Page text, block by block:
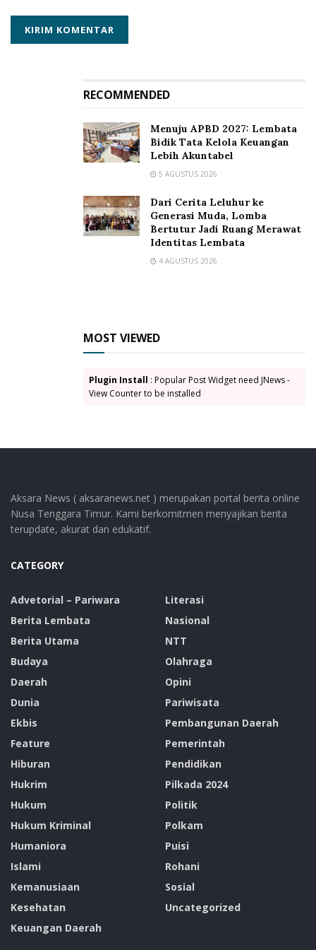
Kecamatan terus membangun koordinasi dan
komunikasi yang baik dengan jajaran Ad hoc KPU
dalam menghadapi problem Pemilu dapat diatasi dan
Penulis : Indah Purnama Dewi
Editor : Redaksi
Bawaslu Lembata
Bawaslu Provinsi NTT
Indah Purnama Dewi
Tingkatkan Kualitas Pengawas Pemilu
RECOMMENDED
Menuju APBD 2027: Lembata
Bidik Tata Kelola Keuangan
Lebih Akuntabel
5 AGUSTUS 2026
Dari Cerita Leluhur ke
Generasi Muda, Lomba
Bertutur Jadi Ruang Merawat
Identitas Lembata
4 AGUSTUS 2026
MOST VIEWED
Plugin Install : Popular Post Widget need JNews -
View Counter to be installed
Aksara News ( aksaranews.net ) merupakan portal berita online
Nusa Tenggara Timur. Kami berkomitmen menyajikan berita
terupdate, akurat dan edukatif.
CATEGORY
Advetorial – Pariwara
Berita Lembata
Berita Utama
Budaya
Daerah
Dunia
Ekbis
Feature
Hiburan
Hukrim
Hukum
Hukum Kriminal
Humaniora
Islami
Kemanusiaan
Kesehatan
Keuangan Daerah
Literasi
Nasional
NTT
Olahraga
Opini
Pariwisata
Pembangunan Daerah
Pemerintah
Pendidikan
Pilkada 2024
Politik
Polkam
Puisi
Rohani
Sosial
Uncategorized